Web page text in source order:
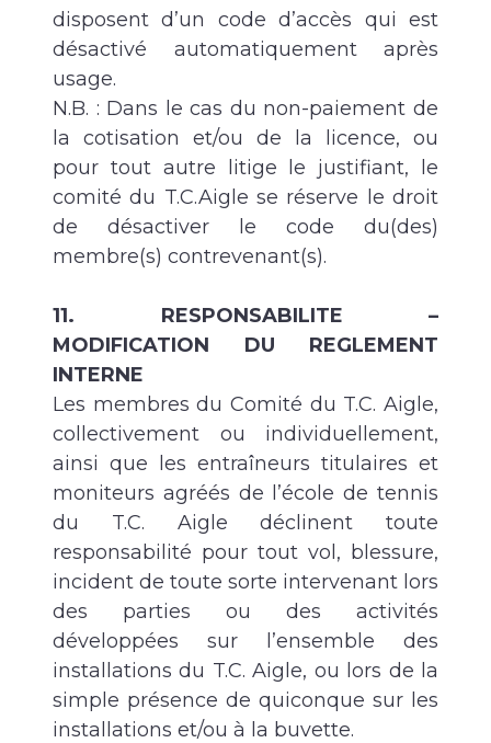
disposent d’un code d’accès qui est
désactivé automatiquement après
usage.
N.B. : Dans le cas du non-paiement de
la cotisation et/ou de la licence, ou
pour tout autre litige le justifiant, le
comité du T.C.Aigle se réserve le droit
de désactiver le code du(des)
membre(s) contrevenant(s).
11. RESPONSABILITE –
MODIFICATION DU REGLEMENT
INTERNE
Les membres du Comité du T.C. Aigle,
collectivement ou individuellement,
ainsi que les entraîneurs titulaires et
moniteurs agréés de l’école de tennis
du T.C. Aigle déclinent toute
responsabilité pour tout vol, blessure,
incident de toute sorte intervenant lors
des parties ou des activités
développées sur l’ensemble des
installations du T.C. Aigle, ou lors de la
simple présence de quiconque sur les
installations et/ou à la buvette.